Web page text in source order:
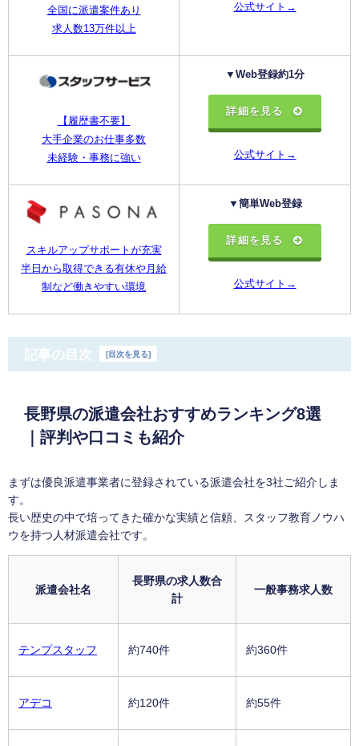
全国に派遣案件あり
求人数13万件以上
公式サイト→
【履歴書不要】
大手企業のお仕事多数
未経験・事務に強い
▼Web登録約1分
詳細を見る
公式サイト→
スキルアップサポートが充実
半日から取得できる有休や月給
制など働きやすい環境
▼簡単Web登録
詳細を見る
公式サイト→
記事の目次 [目次を見る]
長野県の派遣会社おすすめランキング8選
｜評判や口コミも紹介
まずは優良派遣事業者に登録されている派遣会社を3社ご紹介しま
す。
長い歴史の中で培ってきた確かな実績と信頼、スタッフ教育ノウハ
ウを持つ人材派遣会社です。
派遣会社名
長野県の求人数合
計
一般事務求人数
テンプスタッフ 約740件 約360件
アデコ 約120件 約55件